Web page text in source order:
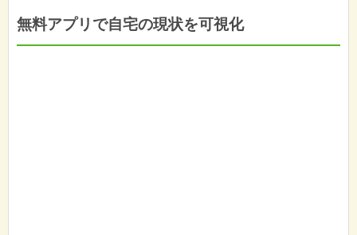
無料アプリで自宅の現状を可視化